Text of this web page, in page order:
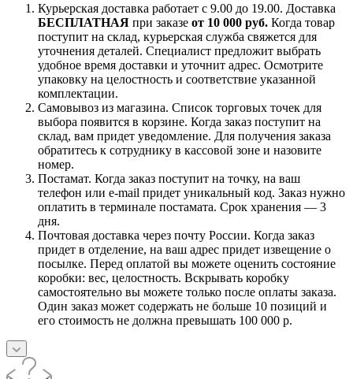
Курьерская доставка работает с 9.00 до 19.00. Доставка
БЕСПЛАТНАЯ при заказе от 10 000 руб. Когда товар
поступит на склад, курьерская служба свяжется для
уточнения деталей. Специалист предложит выбрать
удобное время доставки и уточнит адрес. Осмотрите
упаковку на целостность и соответствие указанной
комплектации.
Самовывоз из магазина. Список торговых точек для
выбора появится в корзине. Когда заказ поступит на
склад, вам придет уведомление. Для получения заказа
обратитесь к сотруднику в кассовой зоне и назовите
номер.
Постамат. Когда заказ поступит на точку, на ваш
телефон или e-mail придет уникальный код. Заказ нужно
оплатить в терминале постамата. Срок хранения — 3
дня.
Почтовая доставка через почту России. Когда заказ
придет в отделение, на ваш адрес придет извещение о
посылке. Перед оплатой вы можете оценить состояние
коробки: вес, целостность. Вскрывать коробку
самостоятельно вы можете только после оплаты заказа.
Один заказ может содержать не больше 10 позиций и
его стоимость не должна превышать 100 000 р.